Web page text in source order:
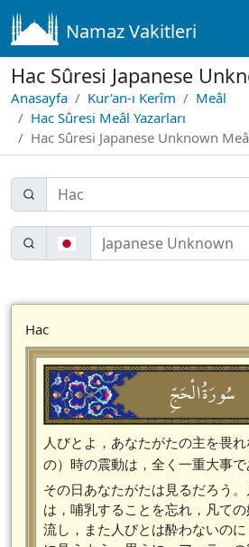
Namaz Vakitleri
Hac Sûresi Japanese
Anasayfa Kur'an-ı Kerîm
Meâl
Hac Sûresi Meâl Yazarları
Hac Sûresi Japanese Unknown
Hac
سُورَةُالْحَجِّ
人びとよ，あなたがたの主を畏
の）時の震動は，全く一重大事で
その日あなたがたは見るだろう
は，哺乳することを忘れ，凡て
流し，また人びとは酔わないの